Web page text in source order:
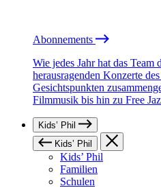
Abonnements
Wie jedes Jahr hat das
herausragenden Konzerte
Gesichtspunkten
Filmmusik bis hin zu Free
Kids’ Phil
Kids’ Phil
Kids’ Phil
Familien
Schulen